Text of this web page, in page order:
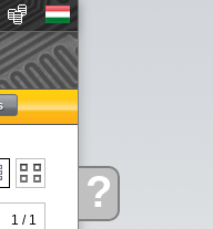
Kérdése
van
?
1 / 1